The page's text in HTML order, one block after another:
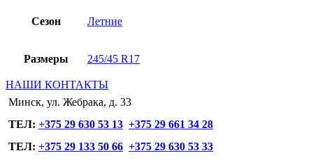
Сезон Летние
Размеры 245/45 R17
НАШИ КОНТАКТЫ
Минск, ул. Жебрака, д. 33
ТЕЛ: +375 29 630 53 13 +375 29 661 34 28
ТЕЛ: +375 29 133 50 66 +375 29 630 53 33